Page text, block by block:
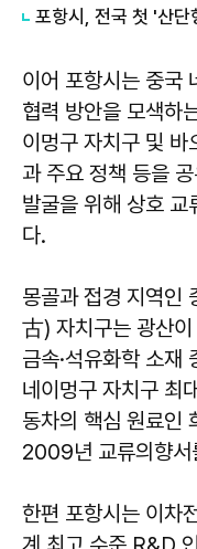
이어 포항시는 중국
협력 방안을 모색하
이멍구 자치구 및
과 주요 정책 등을
발굴을 위해 상호 교
다.
몽골과 접경 지역인
古) 자치구는 광산이
금속·석유화학 소재
네이멍구 자치구 최
동차의 핵심 원료인
2009년 교류의향서
한편 포항시는 이차